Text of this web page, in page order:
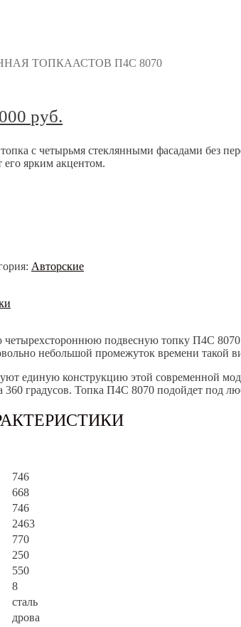
ТОПКААСТОВ П4С 8070
руб.
1
423
топка с четырьмя стеклянными фасадами
ярким акцентом.
Авторские
подвесную топку П4С
небольшой промежуток времени
единую конструкцию этой современной
360 градусов. Топка П4С 8070 подойдет под
746
668
746
2463
770
250
550
8
сталь
дрова